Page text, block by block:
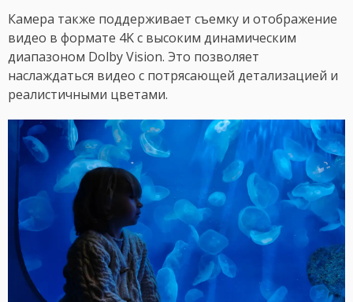
Камера также поддерживает съемку и отображение
видео в формате 4K с высоким динамическим
диапазоном Dolby Vision. Это позволяет
наслаждаться видео с потрясающей детализацией и
реалистичными цветами.